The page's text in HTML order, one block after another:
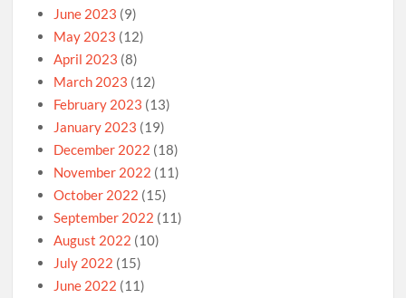
June 2023 (9)
May 2023 (12)
April 2023 (8)
March 2023 (12)
February 2023 (13)
January 2023 (19)
December 2022 (18)
November 2022 (11)
October 2022 (15)
September 2022 (11)
August 2022 (10)
July 2022 (15)
June 2022 (11)